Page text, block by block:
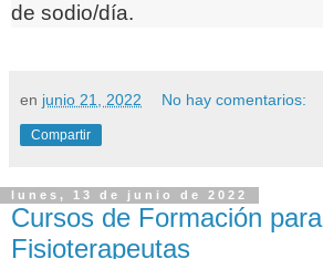
de sodio/día.
en junio 21, 2022 No hay comentarios:
Compartir
lunes, 13 de junio de 2022
Cursos de Formación para
Fisioterapeutas